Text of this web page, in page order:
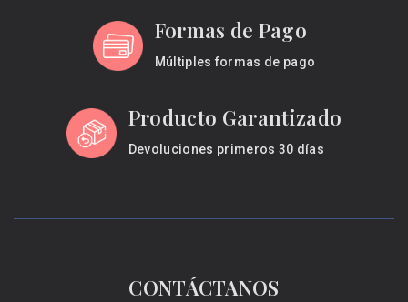
Formas de Pago
Múltiples formas de pago
Producto Garantizado
Devoluciones primeros 30 días
CONTÁCTANOS